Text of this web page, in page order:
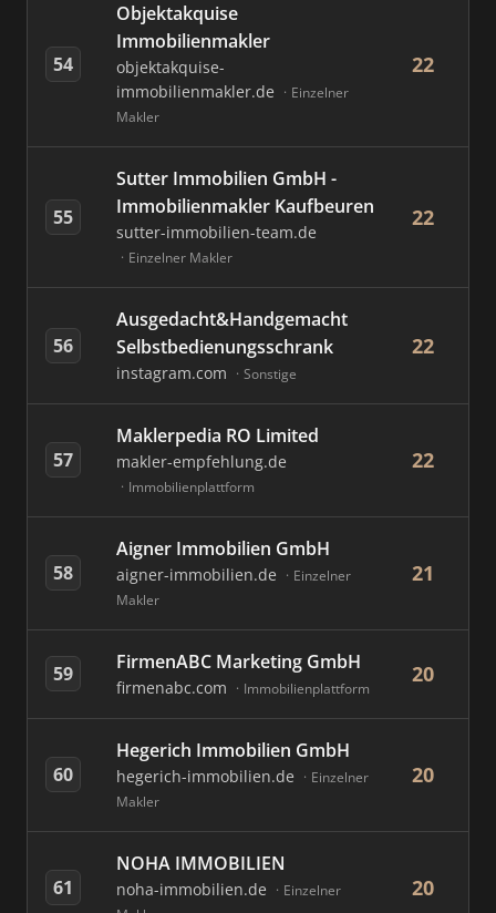
54
Objektakquise
Immobilienmakler
objektakquise-
immobilienmakler.de
Einzelner
Makler
22
55
Sutter Immobilien GmbH -
Immobilienmakler Kaufbeuren
sutter-immobilien-team.de
Einzelner Makler
22
56
Ausgedacht&Handgemacht
Selbstbedienungsschrank
instagram.com Sonstige
22
57
Maklerpedia RO Limited
makler-empfehlung.de
Immobilienplattform
22
58
Aigner Immobilien GmbH
aigner-immobilien.de
Einzelner
Makler
21
59 FirmenABC Marketing GmbH
firmenabc.com Immobilienplattform
20
60
Hegerich Immobilien GmbH
hegerich-immobilien.de
Einzelner
Makler
20
61
NOHA IMMOBILIEN
noha-immobilien.de
Einzelner
20